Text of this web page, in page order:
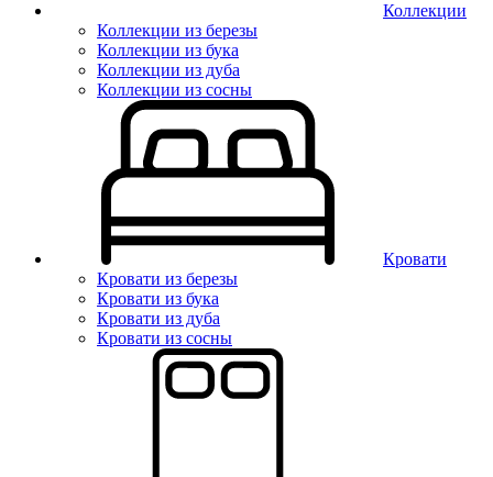
Коллекции
Коллекции из березы
Коллекции из бука
Коллекции из дуба
Коллекции из сосны
Кровати
Кровати из березы
Кровати из бука
Кровати из дуба
Кровати из сосны